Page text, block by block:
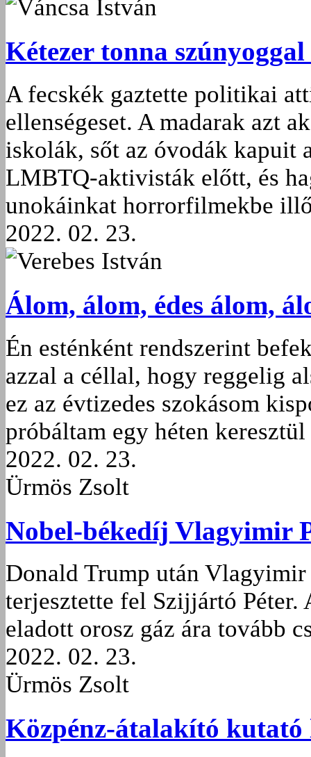
Váncsa István
Kétezer tonna
A fecskék gaztette politikai
ellenségeset. A madarak azt
iskolák, sőt az óvodák kapuit
LMBTQ-aktivisták előtt, és
unokáinkat horrorfilmekbe
2022. 02. 23.
Verebes István
Álom, álom, édes álom,
Én esténként rendszerint
azzal a céllal, hogy reggelig
ez az évtizedes szokásom
próbáltam egy héten
2022. 02. 23.
Ürmös Zsolt
Nobel-békedíj Vlagyimir
Donald Trump után
terjesztette fel Szijjártó Péter.
eladott orosz gáz ára tovább
2022. 02. 23.
Ürmös Zsolt
Közpénz-átalakító